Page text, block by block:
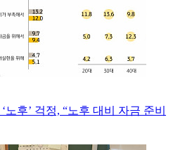
노후’ 걱정, “노후 대비 자금 준비